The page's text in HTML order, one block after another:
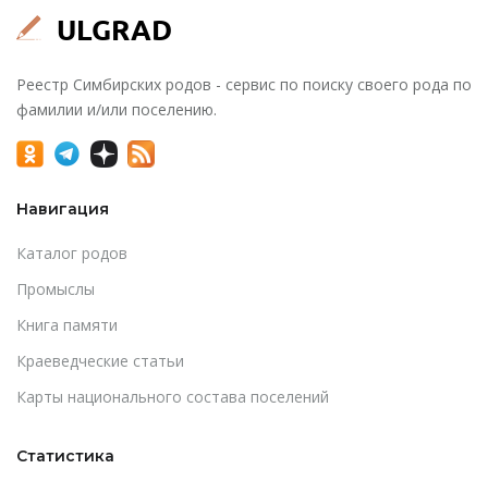
Реестр Симбирских родов - сервис по поиску своего рода по
фамилии и/или поселению.
Навигация
Каталог родов
Промыслы
Книга памяти
Краеведческие статьи
Карты национального состава поселений
Статистика